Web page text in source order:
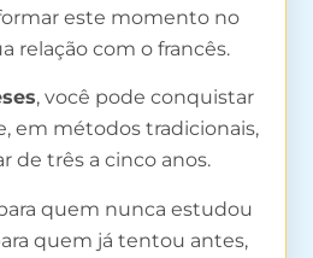
este momento no
relação com o francês.
, você pode conquistar
em métodos tradicionais,
de três a cinco anos.
quem nunca estudou
quem já tentou antes,